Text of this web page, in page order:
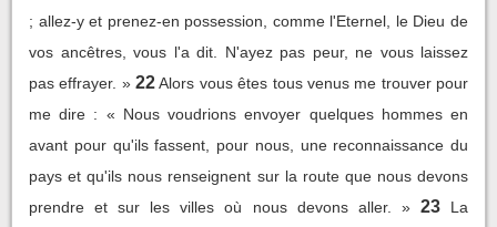
; allez-y et prenez-en possession, comme l'Eternel, le Dieu de
vos ancêtres, vous l'a dit. N'ayez pas peur, ne vous laissez
pas effrayer. » 22 Alors vous êtes tous venus me trouver pour
me dire : « Nous voudrions envoyer quelques hommes en
avant pour qu'ils fassent, pour nous, une reconnaissance du
pays et qu'ils nous renseignent sur la route que nous devons
prendre et sur les villes où nous devons aller. » 23
La